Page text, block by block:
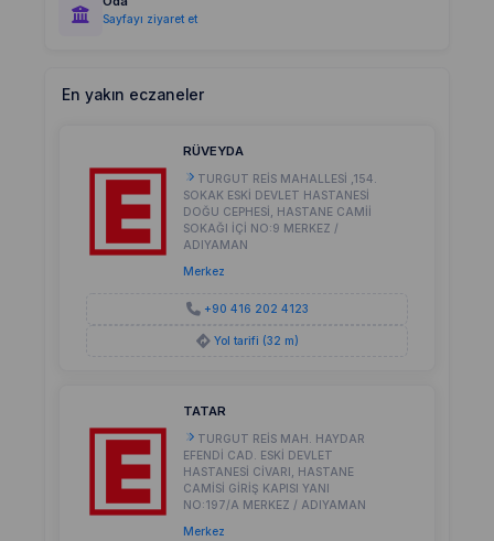
Sayfayı ziyaret et
En yakın eczaneler
RÜVEYDA
TURGUT REİS MAHALLESİ ,154.
SOKAK ESKİ DEVLET HASTANESİ
DOĞU CEPHESİ, HASTANE CAMİİ
SOKAĞI İÇİ NO:9 MERKEZ /
ADIYAMAN
Merkez
+90 416 202 4123
Yol tarifi (32 m)
TATAR
TURGUT REİS MAH. HAYDAR
EFENDİ CAD. ESKİ DEVLET
HASTANESİ CİVARI, HASTANE
CAMİSİ GİRİŞ KAPISI YANI
NO:197/A MERKEZ / ADIYAMAN
Merkez